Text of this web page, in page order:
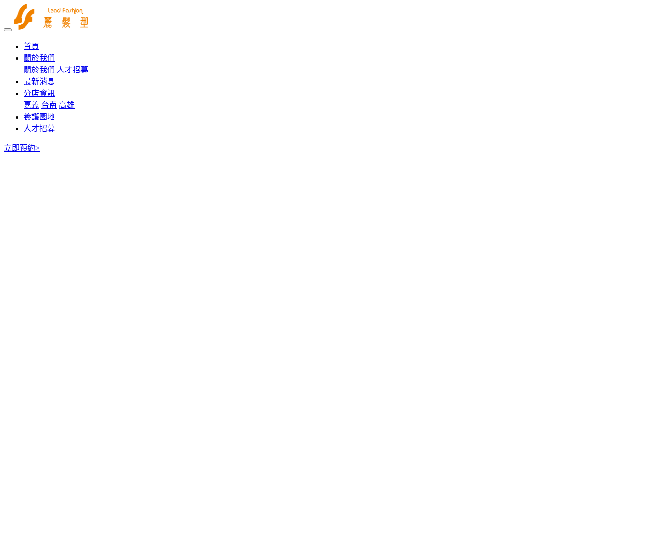
首頁
關於我們
關於我們 人才招募
最新消息
分店資訊
嘉義 台南 高雄
養護園地
人才招募
立即預約>